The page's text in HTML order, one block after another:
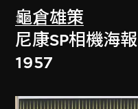
龜倉雄策
尼康SP相機海報
1957